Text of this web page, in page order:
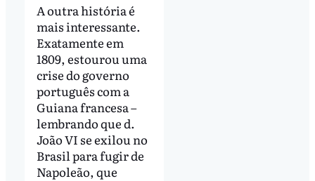
A outra história é
mais interessante.
Exatamente em
1809, estourou uma
crise do governo
português com a
Guiana francesa –
lembrando que d.
João VI se exilou no
Brasil para fugir de
Napoleão, que